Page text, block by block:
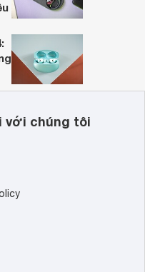
với chúng tôi